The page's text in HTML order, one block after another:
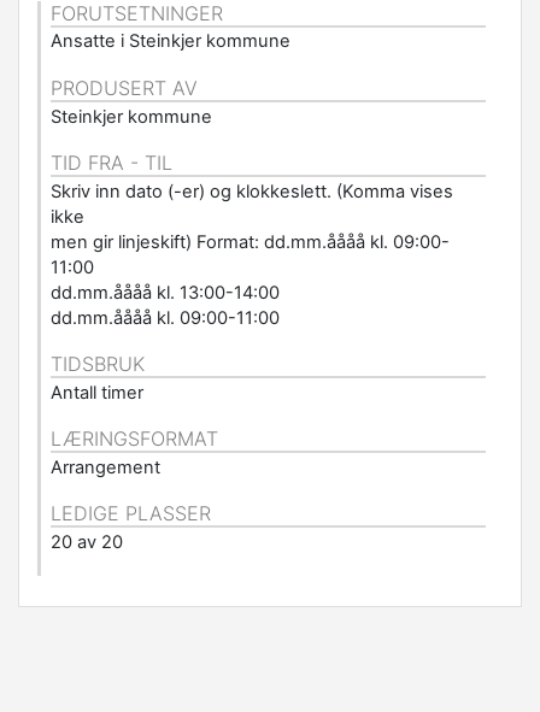
FORUTSETNINGER
Ansatte i Steinkjer kommune
PRODUSERT AV
Steinkjer kommune
TID FRA - TIL
Skriv inn dato (-er) og klokkeslett. (Komma vises
ikke
men gir linjeskift) Format: dd.mm.åååå kl. 09:00-
11:00
dd.mm.åååå kl. 13:00-14:00
dd.mm.åååå kl. 09:00-11:00
TIDSBRUK
Antall timer
LÆRINGSFORMAT
Arrangement
LEDIGE PLASSER
20 av 20